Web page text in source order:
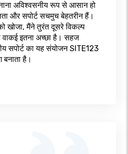
अविश्वसनीय रूप से आसान हो
और सपोर्ट सचमुच बेहतरीन हैं।
खोजा, मैंने तुरंत दूसरे विकल्प
वाकई इतना अच्छा है। सहज
सपोर्ट का यह संयोजन SITE123
बनाता है।